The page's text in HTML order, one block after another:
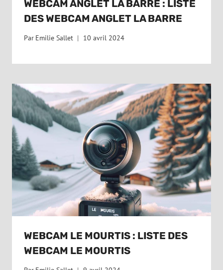
WEBCAM ANGLET LA BARRE : LISTE
DES WEBCAM ANGLET LA BARRE
Par Emilie Sallet 10 avril 2024
WEBCAM LE MOURTIS : LISTE DES
WEBCAM LE MOURTIS